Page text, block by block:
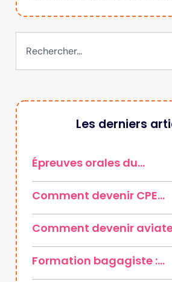
Les derniers
Épreuves orales du…
Comment devenir CPE…
Comment devenir
Formation bagagiste :…